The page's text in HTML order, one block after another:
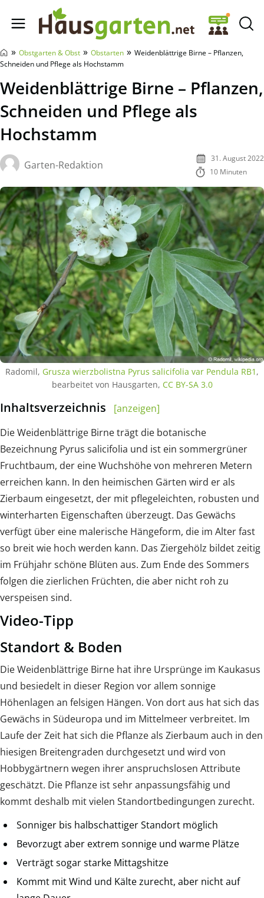
Hausgarten.net
» Obstgarten & Obst » Obstarten » Weidenblättrige Birne – Pflanzen,
Schneiden und Pflege als Hochstamm
Weidenblättrige Birne – Pflanzen,
Schneiden und Pflege als
Hochstamm
Garten-Redaktion
31. August 2022
10 Minuten
Radomil, Grusza wierzbolistna Pyrus salicifolia var Pendula RB1 ,
bearbeitet von Hausgarten, CC BY-SA 3.0
Inhaltsverzeichnis
[anzeigen]
Die Weidenblättrige Birne trägt die botanische
Bezeichnung Pyrus salicifolia und ist ein sommergrüner
Fruchtbaum, der eine Wuchshöhe von mehreren Metern
erreichen kann. In den heimischen Gärten wird er als
Zierbaum eingesetzt, der mit pflegeleichten, robusten und
winterharten Eigenschaften überzeugt. Das Gewächs
verfügt über eine malerische Hängeform, die im Alter fast
so breit wie hoch werden kann. Das Ziergehölz bildet zeitig
im Frühjahr schöne Blüten aus. Zum Ende des Sommers
folgen die zierlichen Früchten, die aber nicht roh zu
verspeisen sind.
Video-Tipp
Standort & Boden
Die Weidenblättrige Birne hat ihre Ursprünge im Kaukasus
und besiedelt in dieser Region vor allem sonnige
Höhenlagen an felsigen Hängen. Von dort aus hat sich das
Gewächs in Südeuropa und im Mittelmeer verbreitet. Im
Laufe der Zeit hat sich die Pflanze als Zierbaum auch in den
hiesigen Breitengraden durchgesetzt und wird von
Hobbygärtnern wegen ihrer anspruchslosen Attribute
geschätzt. Die Pflanze ist sehr anpassungsfähig und
kommt deshalb mit vielen Standortbedingungen zurecht.
Sonniger bis halbschattiger Standort möglich
Bevorzugt aber extrem sonnige und warme Plätze
Verträgt sogar starke Mittagshitze
Kommt mit Wind und Kälte zurecht, aber nicht auf